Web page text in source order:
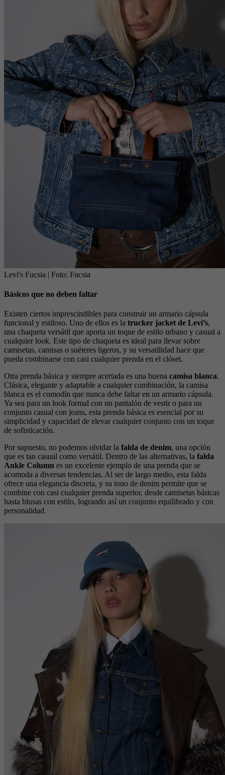
Levi's Fucsia | Foto: Fucsia
Básicos que no deben faltar
Existen ciertos imprescindibles para construir un armario cápsula
funcional y estiloso. Uno de ellos es la trucker jacket de Levi’s,
una chaqueta versátil que aporta un toque de estilo urbano y casual a
cualquier look. Este tipo de chaqueta es ideal para llevar sobre
camisetas, camisas o suéteres ligeros, y su versatilidad hace que
pueda combinarse con casi cualquier prenda en el clóset.
Otra prenda básica y siempre acertada es una buena camisa blanca.
Clásica, elegante y adaptable a cualquier combinación, la camisa
blanca es el comodín que nunca debe faltar en un armario cápsula.
Ya sea para un look formal con un pantalón de vestir o para un
conjunto casual con jeans, esta prenda básica es esencial por su
simplicidad y capacidad de elevar cualquier conjunto con un toque
de sofisticación.
Por supuesto, no podemos olvidar la falda de denim, una opción
que es tan casual como versátil. Dentro de las alternativas, la falda
Ankle Column es un excelente ejemplo de una prenda que se
acomoda a diversas tendencias. Al ser de largo medio, esta falda
ofrece una elegancia discreta, y su tono de denim permite que se
combine con casi cualquier prenda superior, desde camisetas básicas
hasta blusas con estilo, logrando así un conjunto equilibrado y con
personalidad.